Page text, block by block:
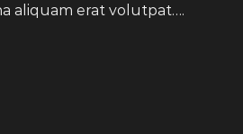
aliquam erat volutpat….